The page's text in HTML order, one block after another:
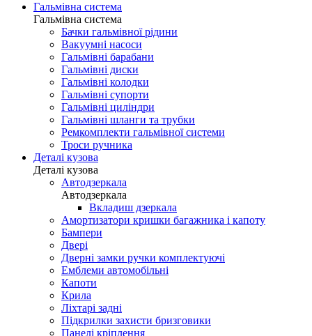
Гальмівна система
Гальмівна система
Бачки гальмівної рідини
Вакуумні насоси
Гальмівні барабани
Гальмівні диски
Гальмівні колодки
Гальмівні супорти
Гальмівні циліндри
Гальмівні шланги та трубки
Ремкомплекти гальмівної системи
Троси ручника
Деталі кузова
Деталі кузова
Автодзеркала
Автодзеркала
Вкладиш дзеркала
Амортизатори кришки багажника і капоту
Бампери
Двері
Дверні замки ручки комплектуючі
Емблеми автомобільні
Капоти
Крила
Ліхтарі задні
Підкрилки захисти бризговики
Панелі кріплення